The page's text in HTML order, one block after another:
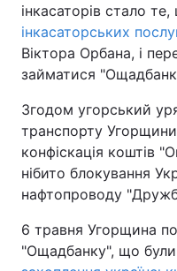
інкасаторів стало
інкасаторських
Віктора Орбана, і
займатися
Згодом угорський
транспорту
конфіскація коштів
нібито блокування
нафтопроводу
6 травня Угорщина
"Ощадбанку", що були